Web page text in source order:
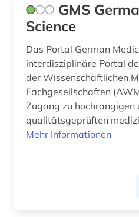
GMS
Science
Das Portal German
interdisziplinäre Portal
der Wissenschaftlichen
Fachgesellschaften (AWMF). Es bietet
Zugang zu hochrangigen
qualitätsgeprüften
Mehr Informationen